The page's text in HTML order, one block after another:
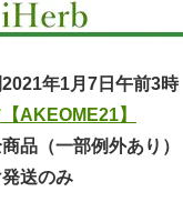
年1月7日午前3時
AKEOME21】
品（一部例外あり）
送のみ